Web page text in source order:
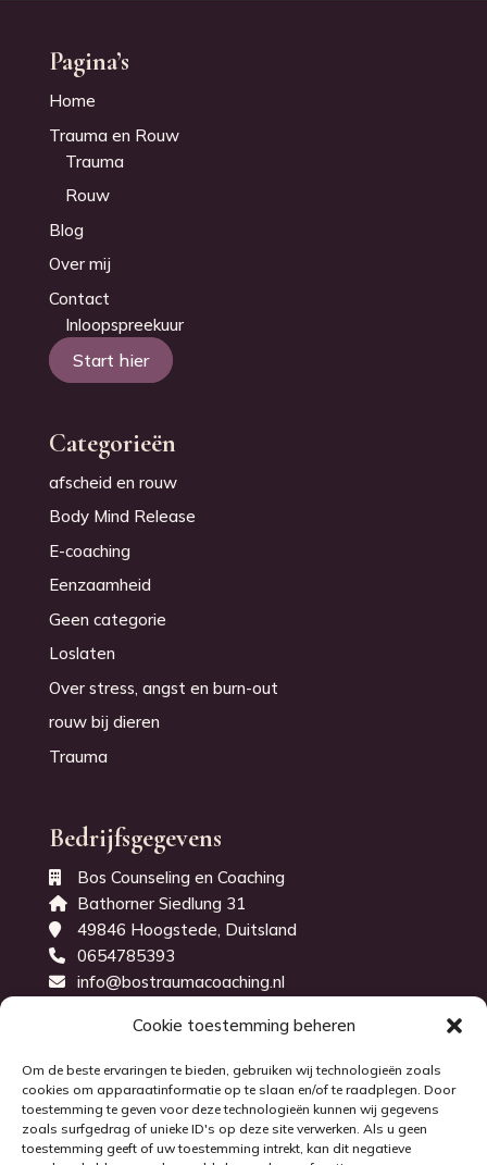
Cookie toestemming beheren
Om de beste ervaringen te bieden, gebruiken wij technologieën zoals
cookies om apparaatinformatie op te slaan en/of te raadplegen. Door
toestemming te geven voor deze technologieën kunnen wij gegevens
zoals surfgedrag of unieke ID's op deze site verwerken. Als u geen
toestemming geeft of uw toestemming intrekt, kan dit negatieve
Pagina’s
Home
Trauma en Rouw
Trauma
Rouw
Blog
Over mij
Contact
Inloopspreekuur
Start hier
Categorieën
afscheid en rouw
Body Mind Release
E-coaching
Eenzaamheid
Geen categorie
Loslaten
Over stress, angst en burn-out
rouw bij dieren
Trauma
Bedrijfsgegevens
Bos Counseling en Coaching
Bathorner Siedlung 31
49846 Hoogstede, Duitsland
0654785393
info@bostraumacoaching.nl
KvK-nummer: 71843914